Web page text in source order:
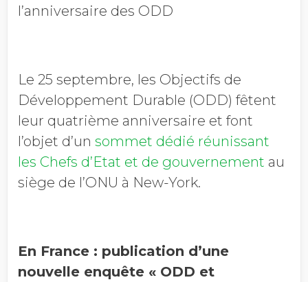
l’anniversaire des ODD
Le 25 septembre, les Objectifs de
Développement Durable (ODD) fêtent
leur quatrième anniversaire et font
l’objet d’un sommet dédié réunissant
les Chefs d’Etat et de gouvernement au
siège de l’ONU à New-York.
En France : publication d’une
nouvelle enquête « ODD et